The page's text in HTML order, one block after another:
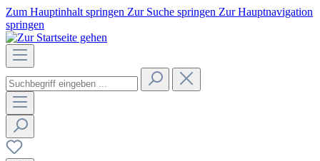
Zum Hauptinhalt springen Zur Suche springen Zur Hauptnavigation
springen